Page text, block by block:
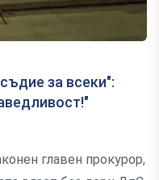
за всеки":
главен прокурор,